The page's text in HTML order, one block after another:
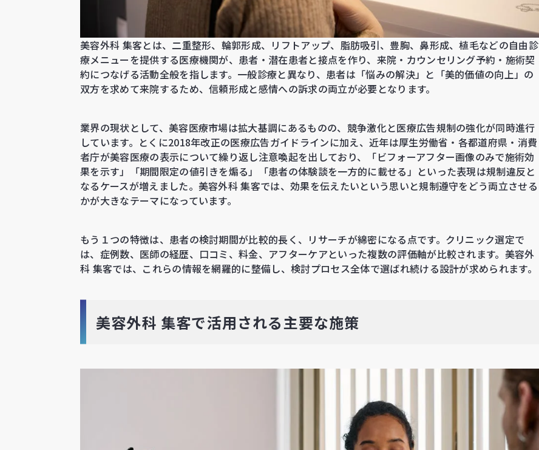
美容外科 集客とは、二重整形、輪郭形成、リフトアップ、脂肪吸引、豊胸、鼻形成、植毛などの自由診
療メニューを提供する医療機関が、患者・潜在患者と接点を作り、来院・カウンセリング予約・施術契
約につなげる活動全般を指します。一般診療と異なり、患者は「悩みの解決」と「美的価値の向上」の
双方を求めて来院するため、信頼形成と感情への訴求の両立が必要となります。
業界の現状として、美容医療市場は拡大基調にあるものの、競争激化と医療広告規制の強化が同時進行
しています。とくに2018年改正の医療広告ガイドラインに加え、近年は厚生労働省・各都道府県・消費
者庁が美容医療の表示について繰り返し注意喚起を出しており、「ビフォーアフター画像のみで施術効
果を示す」「期間限定の値引きを煽る」「患者の体験談を一方的に載せる」といった表現は規制違反と
なるケースが増えました。美容外科 集客では、効果を伝えたいという思いと規制遵守をどう両立させる
かが大きなテーマになっています。
もう１つの特徴は、患者の検討期間が比較的長く、リサーチが綿密になる点です。クリニック選定で
は、症例数、医師の経歴、口コミ、料金、アフターケアといった複数の評価軸が比較されます。美容外
科 集客では、これらの情報を網羅的に整備し、検討プロセス全体で選ばれ続ける設計が求められます。
美容外科 集客で活用される主要な施策